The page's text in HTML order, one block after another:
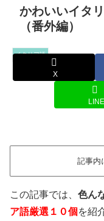
かわいいイタ
（番外編）
イタリア語
X
LINE
記事内
この記事では、 色ん
ア語厳選１０個 を紹